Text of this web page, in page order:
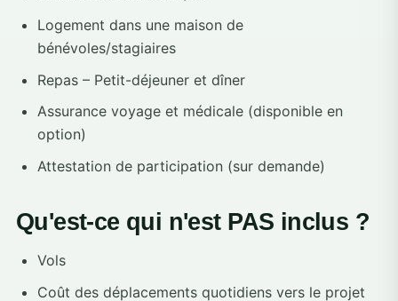
Logement dans une maison de
bénévoles/stagiaires
Repas – Petit-déjeuner et dîner
Assurance voyage et médicale (disponible en
option)
Attestation de participation (sur demande)
Qu'est-ce qui n'est PAS inclus ?
Vols
Coût des déplacements quotidiens vers le projet